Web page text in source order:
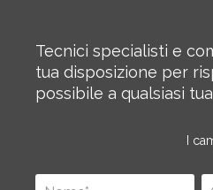
Tecnici specialisti e
tua disposizione per
possibile a qualsiasi
I